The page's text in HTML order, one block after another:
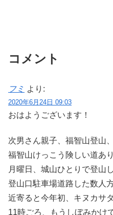
コメント
フミ より:
2020年6月24日 09:03
おはようございます！
次男さん親子、福智山登山
福智山けっこう険しい道あ
月曜日、城山ひとりで登山
登山口駐車場道路した数人方
近寄ると今年初、キヌカサ
11時ごろ、もうしぼみかけ